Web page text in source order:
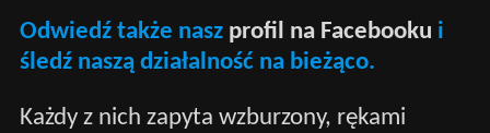
Odwiedź także nasz profil na Facebooku i
śledź naszą działalność na bieżąco.
Każdy z nich zapyta wzburzony, rękami